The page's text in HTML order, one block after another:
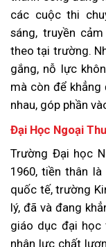
các cuộc thi
sáng, truyền
theo tại trường.
gắng, nỗ lực
mà còn để
nhau, góp phần
Đại Học Ngoại
Trường Đại học
1960, tiền thân
quốc tế, trường
lý, đã và đang
giáo dục đại học
nhân lực chất